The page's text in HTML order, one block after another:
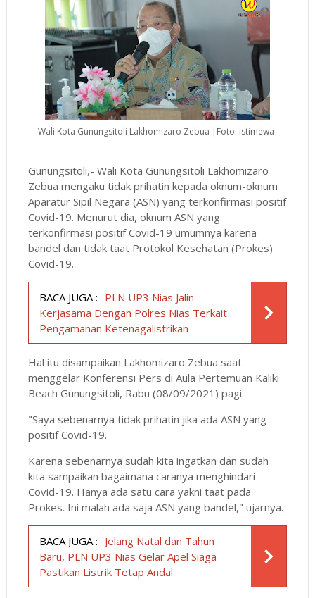
Wali Kota Gunungsitoli Lakhomizaro Zebua |Foto: istimewa
Gunungsitoli,- Wali Kota Gunungsitoli Lakhomizaro
Zebua mengaku tidak prihatin kepada oknum-oknum
Aparatur Sipil Negara (ASN) yang terkonfirmasi positif
Covid-19. Menurut dia, oknum ASN yang
terkonfirmasi positif Covid-19 umumnya karena
bandel dan tidak taat Protokol Kesehatan (Prokes)
Covid-19.
BACA JUGA : PLN UP3 Nias Jalin
Kerjasama Dengan Polres Nias Terkait
Pengamanan Ketenagalistrikan
Hal itu disampaikan Lakhomizaro Zebua saat
menggelar Konferensi Pers di Aula Pertemuan Kaliki
Beach Gunungsitoli, Rabu (08/09/2021) pagi.
"Saya sebenarnya tidak prihatin jika ada ASN yang
positif Covid-19.
Karena sebenarnya sudah kita ingatkan dan sudah
kita sampaikan bagaimana caranya menghindari
Covid-19. Hanya ada satu cara yakni taat pada
Prokes. Ini malah ada saja ASN yang bandel," ujarnya.
BACA JUGA : Jelang Natal dan Tahun
Baru, PLN UP3 Nias Gelar Apel Siaga
Pastikan Listrik Tetap Andal